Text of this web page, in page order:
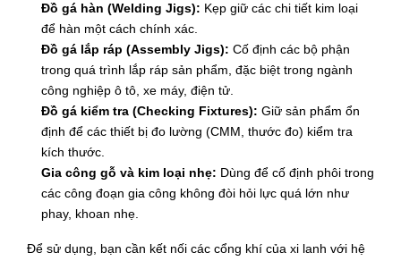
Đồ gá hàn (Welding Jigs): Kẹp giữ các chi tiết kim loại
để hàn một cách chính xác.
Đồ gá lắp ráp (Assembly Jigs): Cố định các bộ phận
trong quá trình lắp ráp sản phẩm, đặc biệt trong ngành
công nghiệp ô tô, xe máy, điện tử.
Đồ gá kiểm tra (Checking Fixtures): Giữ sản phẩm ổn
định để các thiết bị đo lường (CMM, thước đo) kiểm tra
kích thước.
Gia công gỗ và kim loại nhẹ: Dùng để cố định phôi trong
các công đoạn gia công không đòi hỏi lực quá lớn như
phay, khoan nhẹ.
Để sử dụng, bạn cần kết nối các cổng khí của xi lanh với hệ